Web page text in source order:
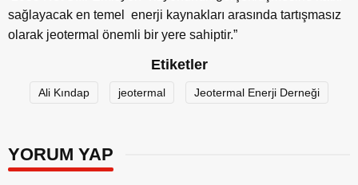
sağlayacak en temel enerji kaynakları arasında tartışmasız
olarak jeotermal önemli bir yere sahiptir.”
Etiketler
Ali Kındap jeotermal Jeotermal Enerji Derneği
YORUM YAP